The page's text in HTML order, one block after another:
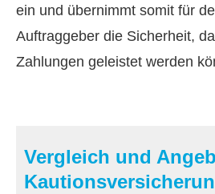
ein und übernimmt somit für
Auftraggeber die Sicherheit,
Zahlungen geleistet werden
Vergleich und